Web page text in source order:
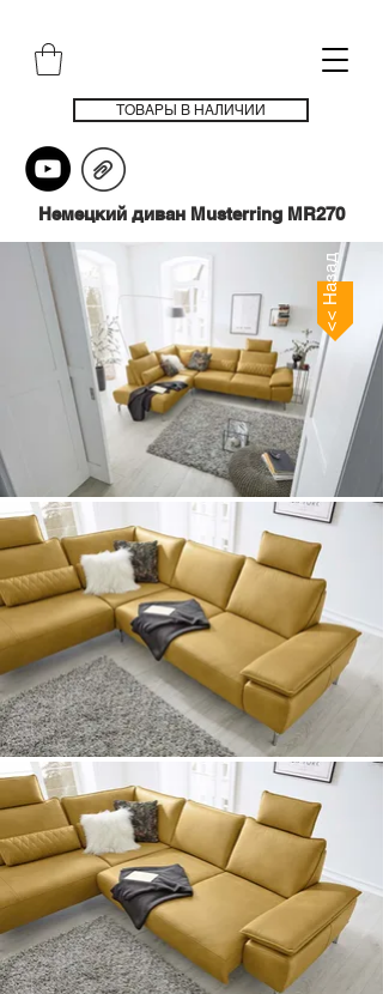
ТОВАРЫ В НАЛИЧИИ
Немецкий диван Musterring MR270
<< Назад